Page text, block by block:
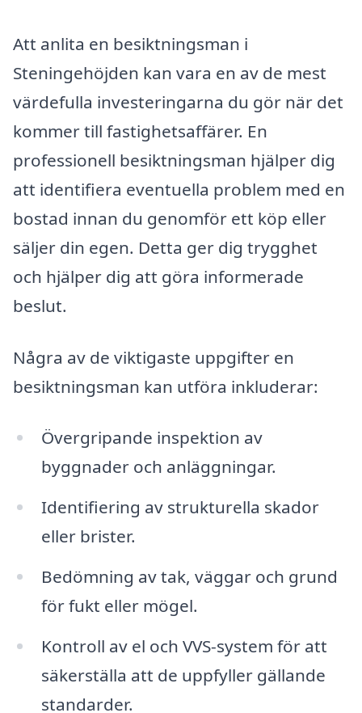
Att anlita en besiktningsman i
Steningehöjden kan vara en av de mest
värdefulla investeringarna du gör när det
kommer till fastighetsaffärer. En
professionell besiktningsman hjälper dig
att identifiera eventuella problem med en
bostad innan du genomför ett köp eller
säljer din egen. Detta ger dig trygghet
och hjälper dig att göra informerade
beslut.
Några av de viktigaste uppgifter en
besiktningsman kan utföra inkluderar:
Övergripande inspektion av
byggnader och anläggningar.
Identifiering av strukturella skador
eller brister.
Bedömning av tak, väggar och grund
för fukt eller mögel.
Kontroll av el och VVS-system för att
säkerställa att de uppfyller gällande
standarder.